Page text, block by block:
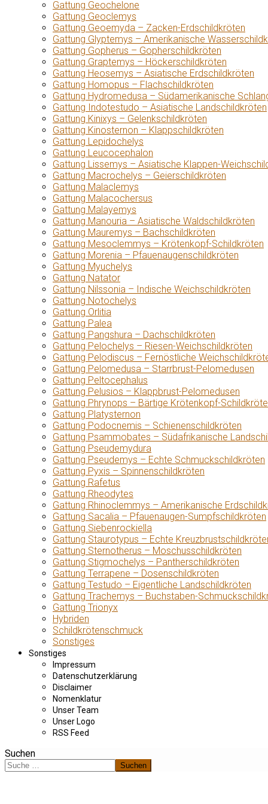
Gattung Geochelone
Gattung Geoclemys
Gattung Geoemyda – Zacken-Erdschildkröten
Gattung Glyptemys – Amerikanische
Gattung Gopherus – Gopherschildkröten
Gattung Graptemys – Höckerschildkröten
Gattung Heosemys – Asiatische Erdschildkröten
Gattung Homopus – Flachschildkröten
Gattung Hydromedusa – Südamerikanische
Gattung Indotestudo – Asiatische Landschildkröten
Gattung Kinixys – Gelenkschildkröten
Gattung Kinosternon – Klappschildkröten
Gattung Lepidochelys
Gattung Leucocephalon
Gattung Lissemys – Asiatische Klappen-
Gattung Macrochelys – Geierschildkröten
Gattung Malaclemys
Gattung Malacochersus
Gattung Malayemys
Gattung Manouria – Asiatische Waldschildkröten
Gattung Mauremys – Bachschildkröten
Gattung Mesoclemmys – Krötenkopf-Schildkröten
Gattung Morenia – Pfauenaugenschildkröten
Gattung Myuchelys
Gattung Natator
Gattung Nilssonia – Indische Weichschildkröten
Gattung Notochelys
Gattung Orlitia
Gattung Palea
Gattung Pangshura – Dachschildkröten
Gattung Pelochelys – Riesen-Weichschildkröten
Gattung Pelodiscus – Fernöstliche
Gattung Pelomedusa – Starrbrust-Pelomedusen
Gattung Peltocephalus
Gattung Pelusios – Klappbrust-Pelomedusen
Gattung Phrynops – Bärtige Krötenkopf-
Gattung Platysternon
Gattung Podocnemis – Schienenschildkröten
Gattung Psammobates – Südafrikanische
Gattung Pseudemydura
Gattung Pseudemys – Echte Schmuckschildkröten
Gattung Pyxis – Spinnenschildkröten
Gattung Rafetus
Gattung Rheodytes
Gattung Rhinoclemmys – Amerikanische
Gattung Sacalia – Pfauenaugen-Sumpfschildkröten
Gattung Siebenrockiella
Gattung Staurotypus – Echte
Gattung Sternotherus – Moschusschildkröten
Gattung Stigmochelys – Pantherschildkröten
Gattung Terrapene – Dosenschildkröten
Gattung Testudo – Eigentliche Landschildkröten
Gattung Trachemys – Buchstaben-
Gattung Trionyx
Hybriden
Schildkrötenschmuck
Sonstiges
Sonstiges
Impressum
Datenschutzerklärung
Disclaimer
Nomenklatur
Unser Team
Unser Logo
RSS Feed
Suchen
Suchen